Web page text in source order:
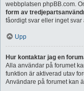
webbplatsen phpBB.com.
form av
fåordigt svar eller inget svar
Upp
Hur kontaktar jag en
Alla användar på forumet
funktion är aktiverad utav
Användare på forumet kan